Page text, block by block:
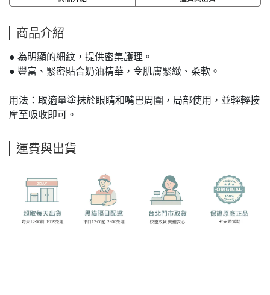
商品介紹
● 為明顯的細紋，提供密集護理。
● 豐富、緊密貼合奶油精華，令肌膚緊緻、柔軟。
用法：取適量塗抹於眼睛和嘴巴周圍，局部使用，並輕輕按
摩至吸收即可。
運費與出貨